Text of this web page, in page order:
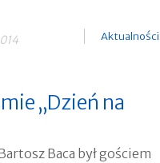
Aktualności
„Dzień na
Baca był gościem